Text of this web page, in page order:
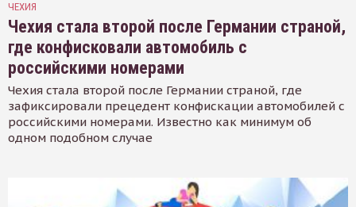
ЧЕХИЯ
Чехия стала второй после Германии страной,
где конфисковали автомобиль с
российскими номерами
Чехия стала второй после Германии страной, где
зафиксировали прецедент конфискации автомобилей с
российскими номерами. Известно как минимум об
одном подобном случае